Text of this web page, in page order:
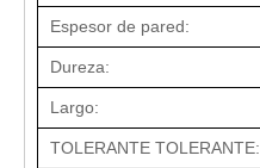
Espesor de pared:
Dureza:
Largo:
TOLERANTE TOLERANTE: